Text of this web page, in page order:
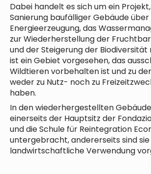
Dabei handelt es sich um ein
Sanierung baufälliger Gebäude über
Energieerzeugung, das
zur Wiederherstellung der
und der Steigerung der Biodiversität
ist ein Gebiet vorgesehen, das
Wildtieren vorbehalten ist und zu
weder zu Nutz- noch zu
haben.
In den wiederhergestellten
einerseits der Hauptsitz der
und die Schule für Reintegration
untergebracht, andererseits sind
landwirtschaftliche Verwendung